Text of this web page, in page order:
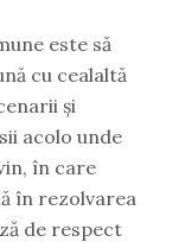
este să
cu cealaltă
și
acolo unde
în care
în rezolvarea
de respect